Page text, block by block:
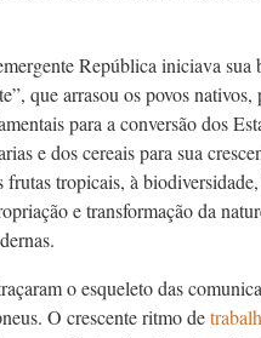
República iniciava
que arrasou os povos
para a conversão dos
e dos cereais para sua
frutas tropicais, à
e transformação da
o esqueleto das
O crescente ritmo de